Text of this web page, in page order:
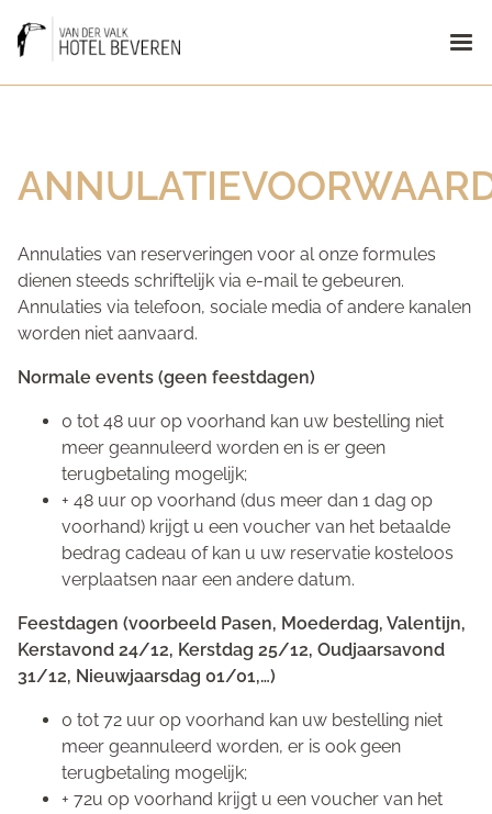
Annulaties van reserveringen voor al onze formules
dienen steeds schriftelijk via e-mail te gebeuren.
Annulaties via telefoon, sociale media of andere kanalen
worden niet aanvaard.
Normale events (geen feestdagen)
0 tot 48 uur op voorhand kan uw bestelling niet
meer geannuleerd worden en is er geen
terugbetaling mogelijk;
+ 48 uur op voorhand (dus meer dan 1 dag op
voorhand) krijgt u een voucher van het betaalde
bedrag cadeau of kan u uw reservatie kosteloos
verplaatsen naar een andere datum.
Feestdagen (voorbeeld Pasen, Moederdag, Valentijn,
Kerstavond 24/12, Kerstdag 25/12, Oudjaarsavond
31/12, Nieuwjaarsdag 01/01,…)
0 tot 72 uur op voorhand kan uw bestelling niet
meer geannuleerd worden, er is ook geen
terugbetaling mogelijk;
+ 72u op voorhand krijgt u een voucher van het